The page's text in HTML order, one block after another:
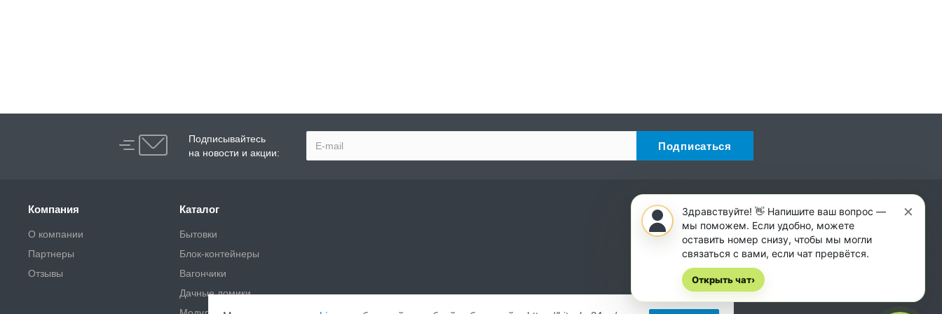
Подписывайтесь
на новости и акции:
Компания
О компании
Партнеры
Отзывы
Каталог
Бытовки
Блок-контейнеры
Вагончики
Дачные домики
Наши контакты
+7 (863) 322-00-15
Пн. – Сб.: с 8:00 до 18:00
Ростов-на-Дону, ул. Рыльского 2А/4
×
Здравствуйте! 👋 Напишите ваш вопрос —
мы поможем. Если удобно, можете
оставить номер снизу, чтобы мы могли
связаться с вами, если чат прервётся.
Открыть чат›